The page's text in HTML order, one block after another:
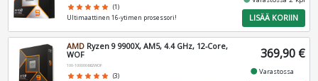
star star star star star (1)
Ultimaattinen 16-ytimen prosessori!
LISÄÄ KORIIN
AMD Ryzen 9 9900X, AM5, 4.4 GHz, 12-Core,
WOF
100-100000662WOF
star star star star star (3)
369,90 €
fiber_manual_recordVarastossa